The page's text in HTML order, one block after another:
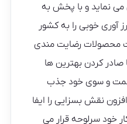
نماید و با پخش به
آوری خوبی را به کشور
محصولات رضایت مندی
صادر کردن بهترین ها
سمت و سوی خود جذب
نقش بسزایی را ایفا
خود سرلوحه قرار می